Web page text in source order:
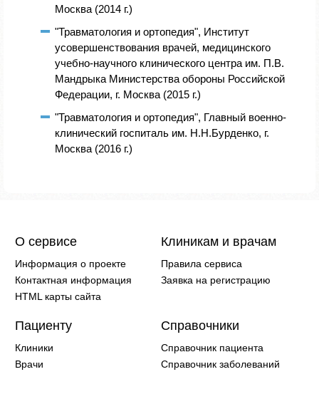
Москва (2014 г.)
"Травматология и ортопедия", Институт
усовершенствования врачей, медицинского
учебно-научного клинического центра им. П.В.
Мандрыка Министерства обороны Российской
Федерации, г. Москва (2015 г.)
"Травматология и ортопедия", Главный военно-
клинический госпиталь им. Н.Н.Бурденко, г.
Москва (2016 г.)
О сервисе
Информация о проекте
Контактная информация
HTML карты сайта
Клиникам и врачам
Правила сервиса
Заявка на регистрацию
Пациенту
Клиники
Врачи
Справочники
Справочник пациента
Справочник заболеваний